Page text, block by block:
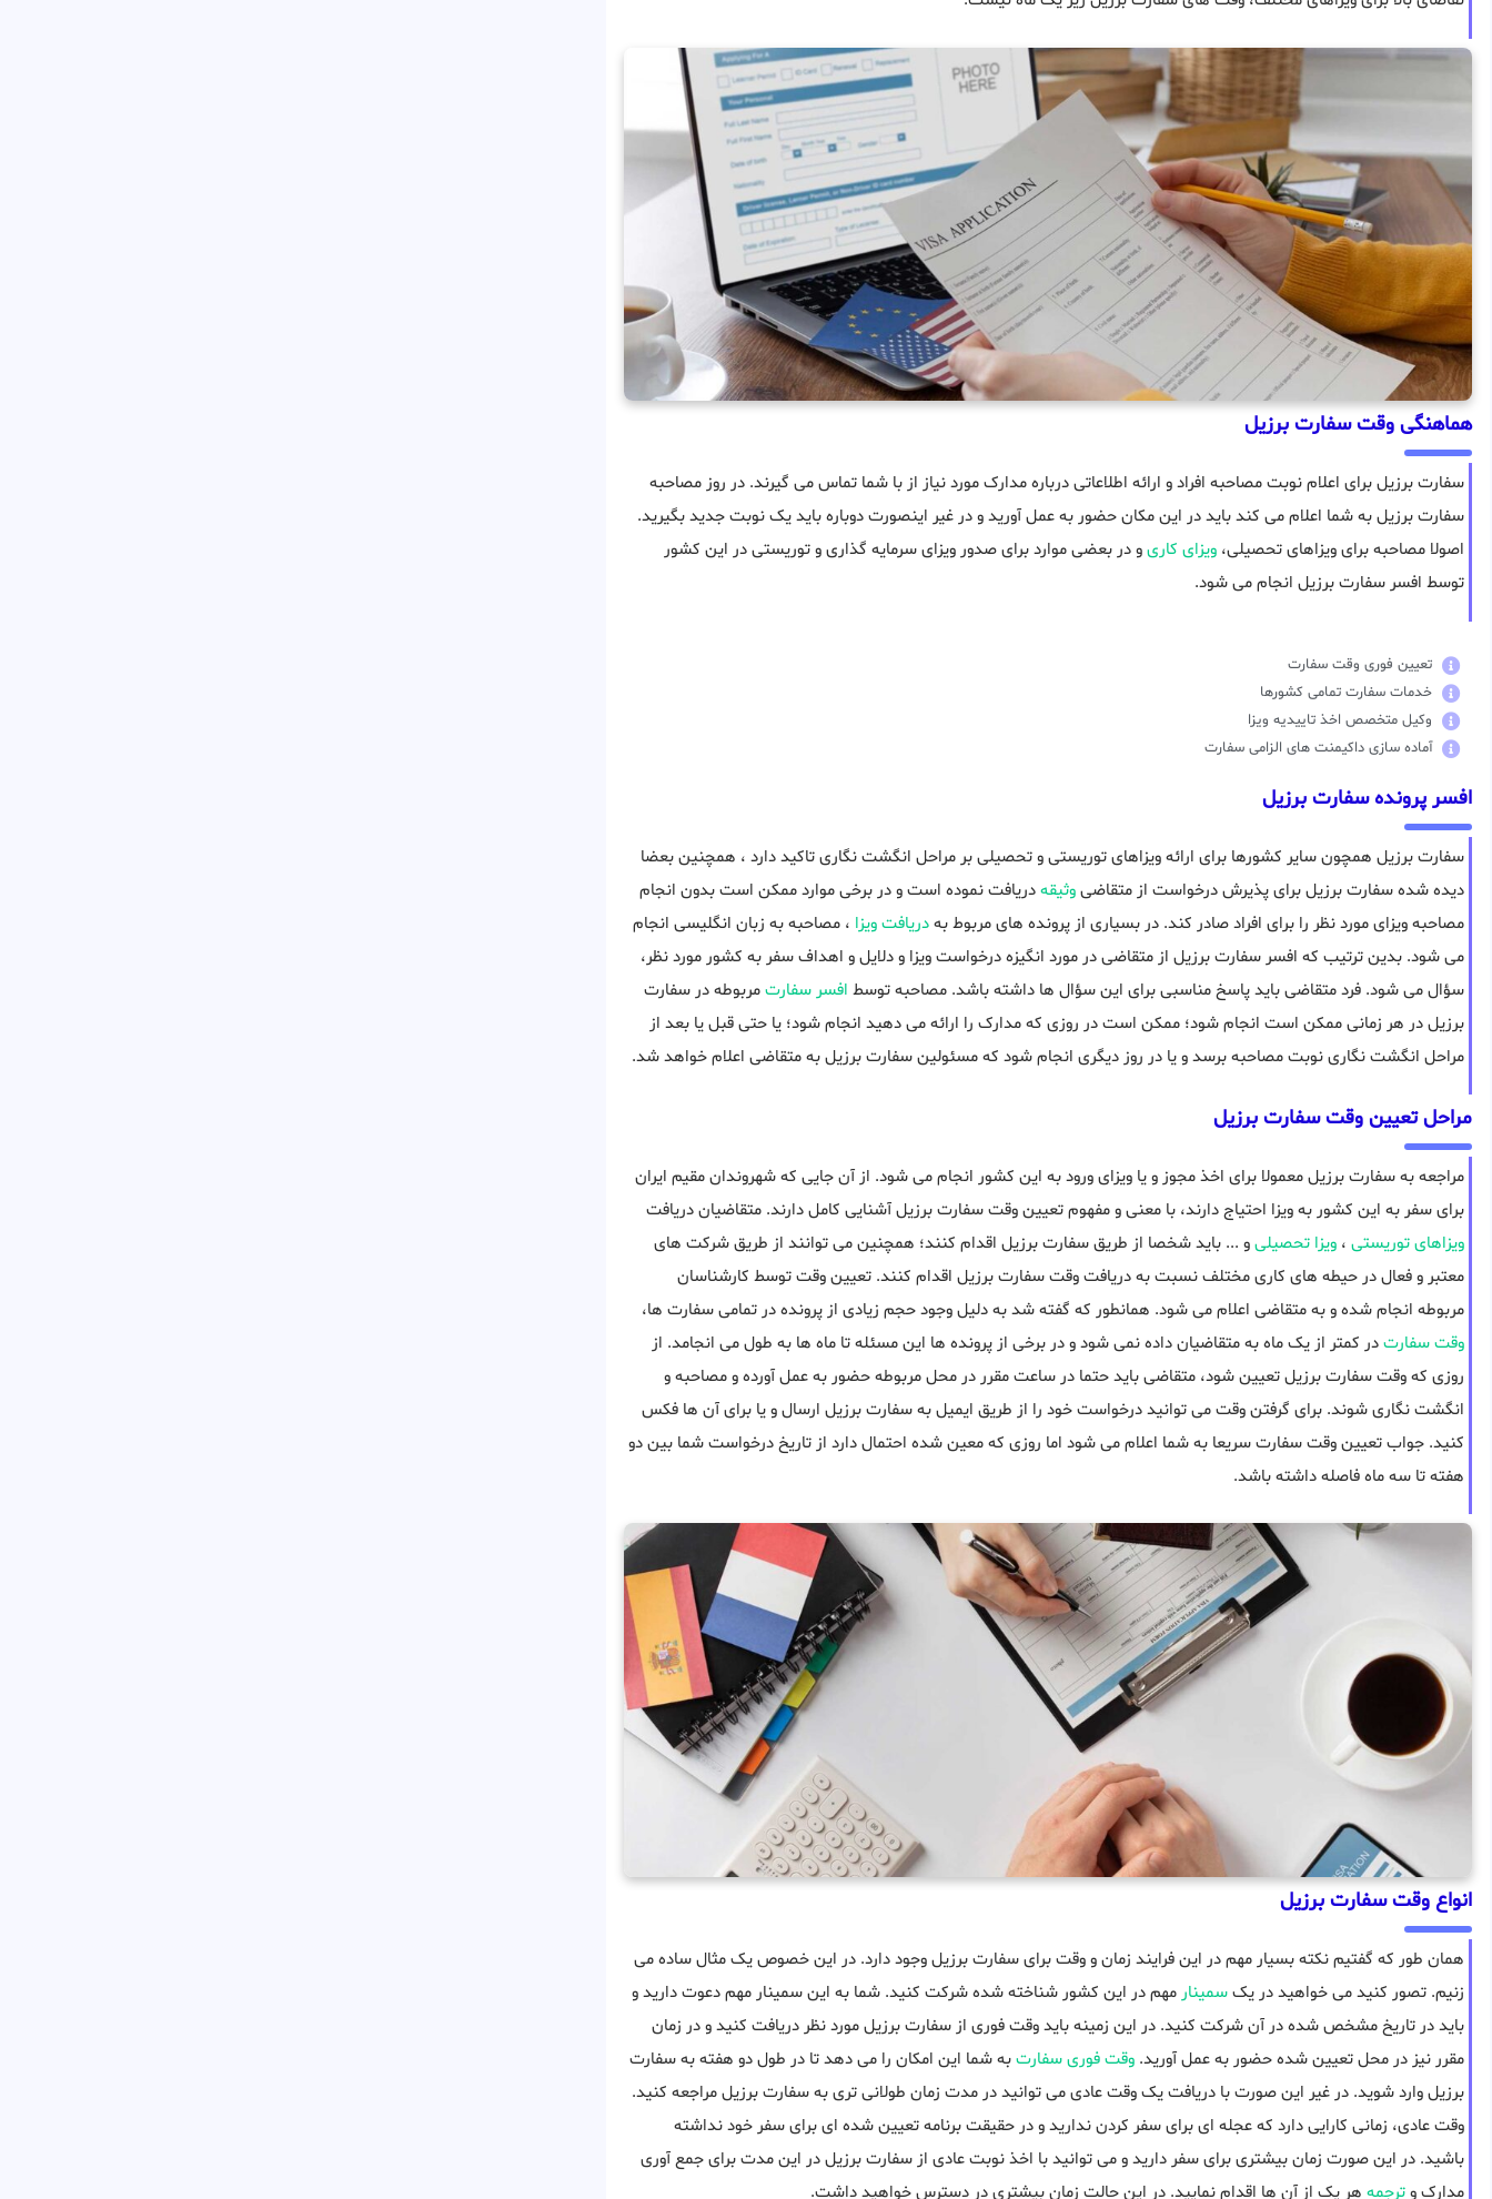
هماهنگی وقت سفارت برزیل
سفارت برزیل برای اعلام نوبت مصاحبه افراد و ارائه اطلاعاتی درباره مدارک مورد نیاز از با شما تماس می گیرند. در روز مصاحبه
سفارت برزیل به شما اعلام می کند باید در این مکان حضور به عمل آورید و در غیر اینصورت دوباره باید یک نوبت جدید بگیرید.
اصولا مصاحبه برای ویزاهای تحصیلی، ویزای کاریو در بعضی موارد برای صدور ویزای سرمایه گذاری و توریستی در این کشور
توسط افسر سفارت برزیل انجام می شود.
تعیین فوری وقت سفارت
خدمات سفارت تمامی کشورها
وکیل متخصص اخذ تاییدیه ویزا
آماده سازی داکیمنت های الزامی سفارت
افسر پرونده سفارت برزیل
سفارت برزیل همچون سایر کشورها برای ارائه ویزاهای توریستی و تحصیلی بر مراحل انگشت نگاری تاکید دارد ، همچنین بعضا
دیده شده سفارت برزیل برای پذیرش درخواست از متقاضیوثیقهدریافت نموده است و در برخی موارد ممکن است بدون انجام
مصاحبه ویزای مورد نظر را برای افراد صادر کند. در بسیاری از پرونده های مربوط بهدریافت ویزا ، مصاحبه به زبان انگلیسی انجام
می شود. بدین ترتیب که افسر سفارت برزیل از متقاضی در مورد انگیزه درخواست ویزا و دلایل و اهداف سفر به کشور مورد نظر،
سؤال می شود. فرد متقاضی باید پاسخ مناسبی برای این سؤال ها داشته باشد. مصاحبه توسط افسر سفارتمربوطه در سفارت
برزیل در هر زمانی ممکن است انجام شود؛ ممکن است در روزی که مدارک را ارائه می دهید انجام شود؛ یا حتی قبل یا بعد از
مراحل انگشت نگاری نوبت مصاحبه برسد و یا در روز دیگری انجام شود که مسئولین سفارت برزیل به متقاضی اعلام خواهد شد.
مراحل تعیین وقت سفارت برزیل
مراجعه به سفارت برزیل معمولا برای اخذ مجوز و یا ویزای ورود به این کشور انجام می شود. از آن جایی که شهروندان مقیم ایران
برای سفر به این کشور به ویزا احتیاج دارند، با معنی و مفهوم تعیین وقت سفارت برزیل آشنایی کامل دارند. متقاضیان دریافت
ویزاهای توریستی ، ویزا تحصیلیو ... باید شخصا از طریق سفارت برزیل اقدام کنند؛ همچنین می توانند از طریق شرکت های
معتبر و فعال در حیطه های کاری مختلف نسبت به دریافت وقت سفارت برزیل اقدام کنند. تعیین وقت توسط کارشناسان
مربوطه انجام شده و به متقاضی اعلام می شود. همانطور که گفته شد به دلیل وجود حجم زیادی از پرونده در تمامی سفارت ها،
وقت سفارتدر کمتر از یک ماه به متقاضیان داده نمی شود و در برخی از پرونده ها این مسئله تا ماه ها به طول می انجامد. از
روزی که وقت سفارت برزیل تعیین شود، متقاضی باید حتما در ساعت مقرر در محل مربوطه حضور به عمل آورده و مصاحبه و
انگشت نگاری شوند. برای گرفتن وقت می توانید درخواست خود را از طریق ایمیل به سفارت برزیل ارسال و یا برای آن ها فکس
کنید. جواب تعیین وقت سفارت سریعا به شما اعلام می شود اما روزی که معین شده احتمال دارد از تاریخ درخواست شما بین دو
هفته تا سه ماه فاصله داشته باشد.
انواع وقت سفارت برزیل
همان طور که گفتیم نکته بسیار مهم در این فرایند زمان و وقت برای سفارت برزیل وجود دارد. در این خصوص یک مثال ساده می
زنیم. تصور کنید می خواهید در یکسمینار مهم در این کشور شناخته شده شرکت کنید. شما به این سمینار مهم دعوت دارید و
باید در تاریخ مشخص شده در آن شرکت کنید. در این زمینه باید وقت فوری از سفارت برزیل مورد نظر دریافت کنید و در زمان
مقرر نیز در محل تعیین شده حضور به عمل آورید. وقت فوری سفارتبه شما این امکان را می دهد تا در طول دو هفته به سفارت
برزیل وارد شوید. در غیر این صورت با دریافت یک وقت عادی می توانید در مدت زمان طولانی تری به سفارت برزیل مراجعه کنید.
وقت عادی، زمانی کارایی دارد که عجله ای برای سفر کردن ندارید و در حقیقت برنامه تعیین شده ای برای سفر خود نداشته
باشید. در این صورت زمان بیشتری برای سفر دارید و می توانید با اخذ نوبت عادی از سفارت برزیل در این مدت برای جمع آوری
مدارک وترجمه هر یک از آن ها اقدام نمایید. در این حالت زمان بیشتری در دسترس خواهید داشت.